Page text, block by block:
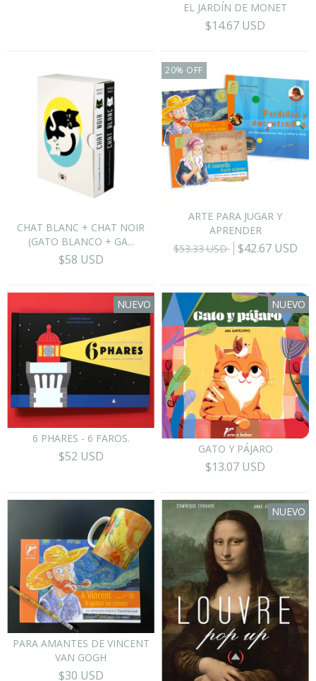
EL JARDÍN DE MONET
$14.67 USD
CHAT BLANC + CHAT NOIR
(GATO BLANCO + GA...
$58 USD
20% OFF
ARTE PARA JUGAR Y
APRENDER
$53.33 USD
$42.67 USD
NUEVO
6 PHARES - 6 FAROS.
$52 USD
NUEVO
GATO Y PÁJARO
$13.07 USD
PARA AMANTES DE VINCENT
VAN GOGH
$30 USD
NUEVO